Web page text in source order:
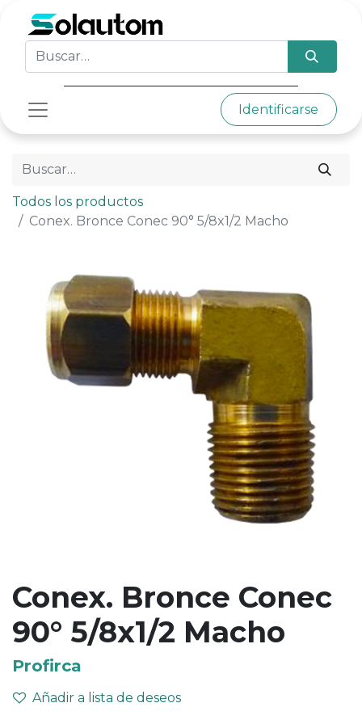
Identificarse
Todos los productos
Conex. Bronce Conec 90° 5/8x1/2 Macho
Conex. Bronce Conec
90° 5/8x1/2 Macho
Profirca
Añadir a lista de deseos